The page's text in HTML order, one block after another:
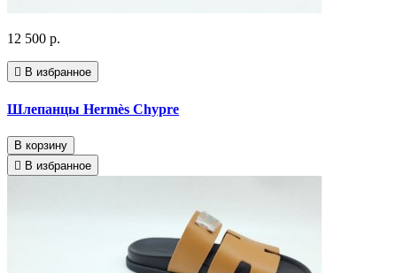
12 500 р.
В избранное
Шлепанцы Hermès Chypre
В корзину
В избранное